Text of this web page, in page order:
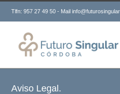
Tlfn: 957 27 49 50 - Mail
Aviso Legal.